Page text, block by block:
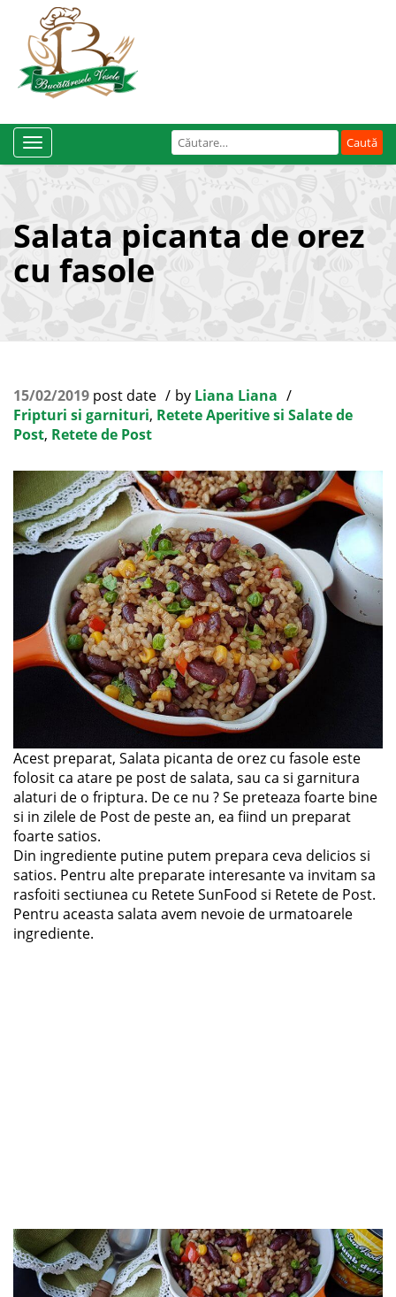
Caută
după:
Toggle
Navigation
Salata picanta de orez
cu fasole
15/02/2019 post date by Liana Liana
Fripturi si garnituri, Retete Aperitive si Salate de
Post, Retete de Post
Acest preparat, Salata picanta de orez cu fasole este
folosit ca atare pe post de salata, sau ca si garnitura
alaturi de o friptura. De ce nu ? Se preteaza foarte bine
si in zilele de Post de peste an, ea fiind un preparat
foarte satios.
Din ingrediente putine putem prepara ceva delicios si
satios. Pentru alte preparate interesante va invitam sa
rasfoiti sectiunea cu Retete SunFood si Retete de Post.
Pentru aceasta salata avem nevoie de urmatoarele
ingrediente.